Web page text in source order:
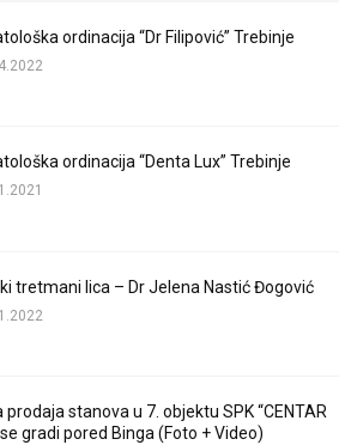
ordinacija “Dr Filipović” Trebinje
ordinacija “Denta Lux” Trebinje
tretmani lica – Dr Jelena Nastić Đogović
prodaja stanova u 7. objektu SPK “CENTAR
gradi pored Binga (Foto + Video)